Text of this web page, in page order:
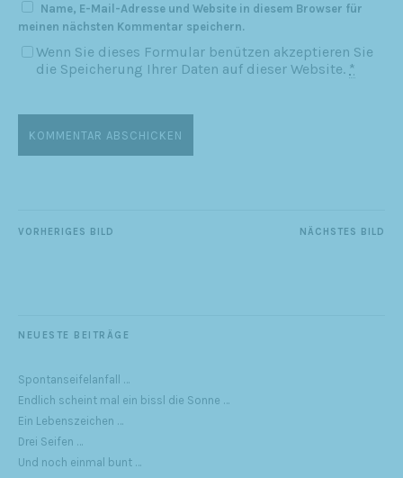
Name, E-Mail-Adresse und Website in diesem Browser für
meinen nächsten Kommentar speichern.
Wenn Sie dieses Formular benützen akzeptieren Sie
die Speicherung Ihrer Daten auf dieser Website. *
NÄCHSTES BILD
VORHERIGES BILD
NEUESTE BEITRÄGE
Spontanseifelanfall …
Endlich scheint mal ein bissl die Sonne …
Ein Lebenszeichen …
Drei Seifen …
Und noch einmal bunt …